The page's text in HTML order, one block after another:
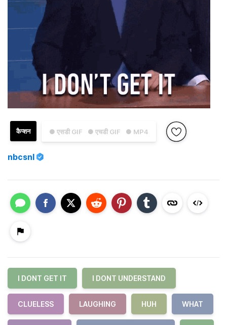
● एसडी GIF ● एचडी GIF ● MP4
कैप्शन
nbcsnl
I DONT GET IT I DONT UNDERSTAND
CLUELESS LAUGHING HUH WHAT